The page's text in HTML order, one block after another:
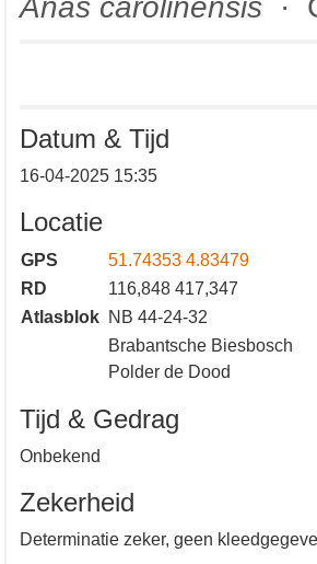
Datum & Tijd
16-04-2025 15:35
Locatie
GPS
51.74353 4.83479
RD
116,848 417,347
Atlasblok NB 44-24-32
Brabantsche Biesbosch
Polder de Dood
Tijd & Gedrag
Onbekend
Zekerheid
Determinatie zeker, geen